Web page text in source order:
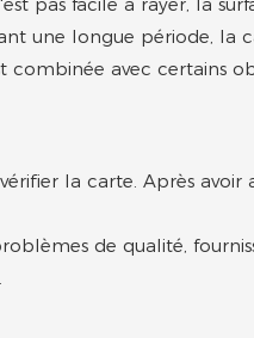
une longue période, la
avec certains
la carte. Après
de qualité,